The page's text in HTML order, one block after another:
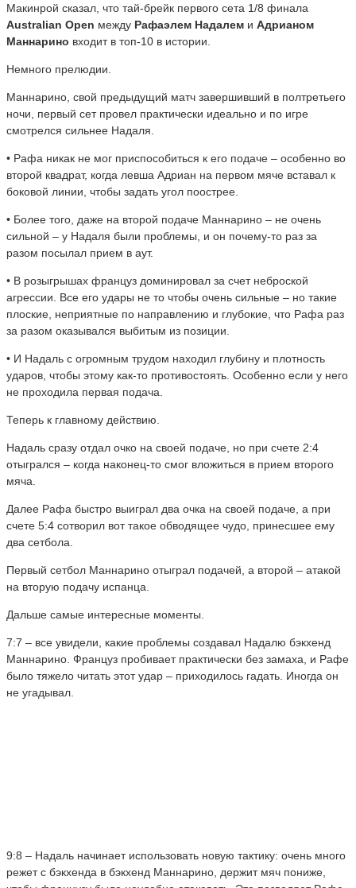
Макинрой сказал, что тай-брейк первого сета 1/8 финала
Australian Open между Рафаэлем Надалем и Адрианом
Маннарино входит в топ-10 в истории.
Немного прелюдии.
Маннарино, свой предыдущий матч завершивший в полтретьего
ночи, первый сет провел практически идеально и по игре
смотрелся сильнее Надаля.
• Рафа никак не мог приспособиться к его подаче – особенно во
второй квадрат, когда левша Адриан на первом мяче вставал к
боковой линии, чтобы задать угол поострее.
• Более того, даже на второй подаче Маннарино – не очень
сильной – у Надаля были проблемы, и он почему-то раз за
разом посылал прием в аут.
• В розыгрышах француз доминировал за счет неброской
агрессии. Все его удары не то чтобы очень сильные – но такие
плоские, неприятные по направлению и глубокие, что Рафа раз
за разом оказывался выбитым из позиции.
• И Надаль с огромным трудом находил глубину и плотность
ударов, чтобы этому как-то противостоять. Особенно если у него
не проходила первая подача.
Теперь к главному действию.
Надаль сразу отдал очко на своей подаче, но при счете 2:4
отыгрался – когда наконец-то смог вложиться в прием второго
мяча.
Далее Рафа быстро выиграл два очка на своей подаче, а при
счете 5:4 сотворил вот такое обводящее чудо, принесшее ему
два сетбола.
Первый сетбол Маннарино отыграл подачей, а второй – атакой
на вторую подачу испанца.
Дальше самые интересные моменты.
7:7 – все увидели, какие проблемы создавал Надалю бэкхенд
Маннарино. Француз пробивает практически без замаха, и Рафе
было тяжело читать этот удар – приходилось гадать. Иногда он
не угадывал.
9:8 – Надаль начинает использовать новую тактику: очень много
режет с бэкхенда в бэкхенд Маннарино, держит мяч пониже,